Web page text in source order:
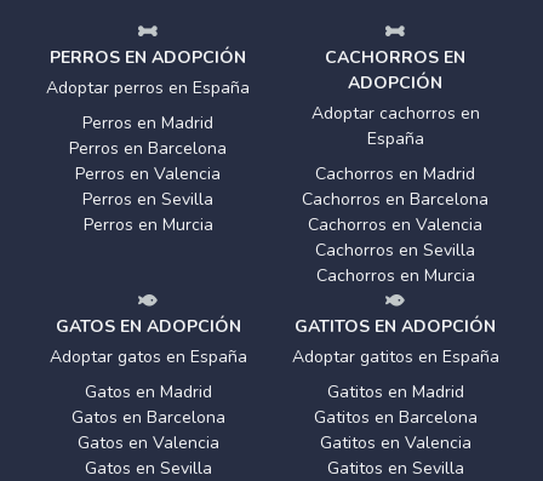
PERROS EN ADOPCIÓN
Adoptar perros en España
Perros en Madrid
Perros en Barcelona
Perros en Valencia
Perros en Sevilla
Perros en Murcia
CACHORROS EN
ADOPCIÓN
Adoptar cachorros en
España
Cachorros en Madrid
Cachorros en Barcelona
Cachorros en Valencia
Cachorros en Sevilla
Cachorros en Murcia
GATOS EN ADOPCIÓN
Adoptar gatos en España
Gatos en Madrid
Gatos en Barcelona
Gatos en Valencia
Gatos en Sevilla
GATITOS EN ADOPCIÓN
Adoptar gatitos en España
Gatitos en Madrid
Gatitos en Barcelona
Gatitos en Valencia
Gatitos en Sevilla